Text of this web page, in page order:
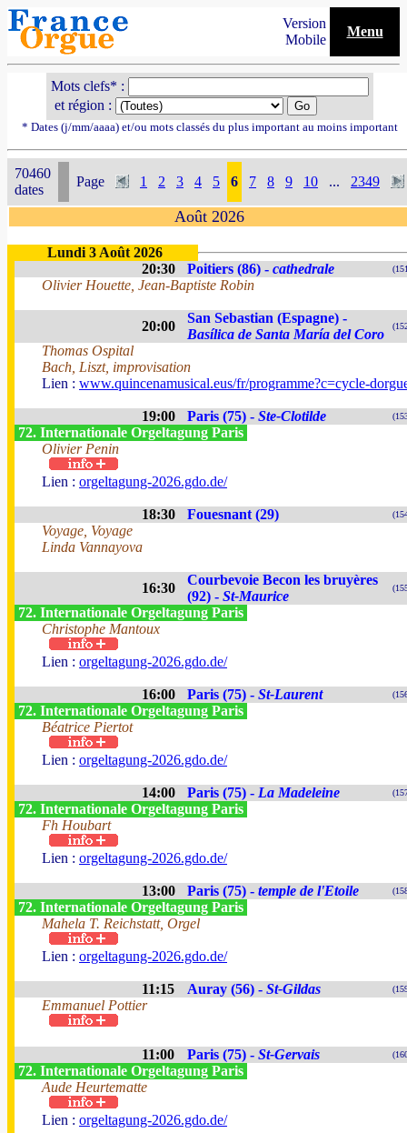
Version
Mobile
Menu
Mots clefs* :
et région :
* Dates (j/mm/aaaa) et/ou mots classés du plus important au moins important
70460
dates
Page 1 2 3 4 5 6 7 8 9 10 ... 2349
Août 2026
Lundi 3 Août 2026
20:30
Poitiers (86) - cathedrale
Olivier Houette, Jean-Baptiste Robin
20:00
San Sebastian (Espagne) -
Basílica de Santa María del Coro
Thomas Ospital
Bach, Liszt, improvisation
Lien : www.quincenamusical.eus/fr/programme?c=cycle-
19:00 Paris (75) - Ste-Clotilde
72. Internationale Orgeltagung Paris
Olivier Penin
Lien : orgeltagung-2026.gdo.de/
18:30 Fouesnant (29)
Voyage, Voyage
Linda Vannayova
16:30
Courbevoie Becon les bruyères
(92) - St-Maurice
72. Internationale Orgeltagung Paris
Christophe Mantoux
Lien : orgeltagung-2026.gdo.de/
16:00 Paris (75) - St-Laurent
72. Internationale Orgeltagung Paris
Béatrice Piertot
Lien : orgeltagung-2026.gdo.de/
14:00 Paris (75) - La Madeleine
72. Internationale Orgeltagung Paris
Fh Houbart
Lien : orgeltagung-2026.gdo.de/
13:00 Paris (75) - temple de l'Etoile
72. Internationale Orgeltagung Paris
Mahela T. Reichstatt, Orgel
Lien : orgeltagung-2026.gdo.de/
11:15 Auray (56) - St-Gildas
Emmanuel Pottier
11:00 Paris (75) - St-Gervais
72. Internationale Orgeltagung Paris
Aude Heurtematte
Lien : orgeltagung-2026.gdo.de/